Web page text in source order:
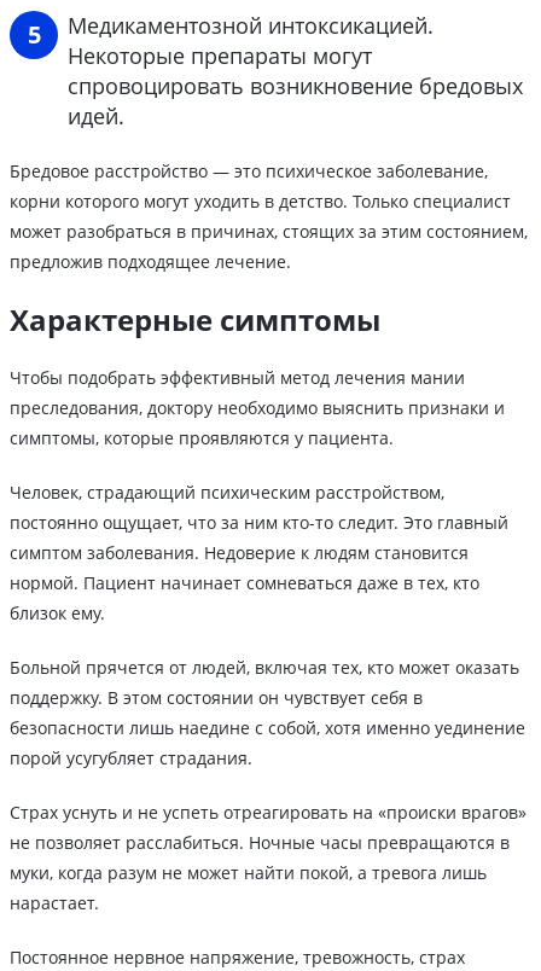
Медикаментозной интоксикацией.
Некоторые препараты могут
спровоцировать возникновение бредовых
идей.
Бредовое расстройство — это психическое заболевание,
корни которого могут уходить в детство. Только специалист
может разобраться в причинах, стоящих за этим состоянием,
предложив подходящее лечение.
Характерные симптомы
Чтобы подобрать эффективный метод лечения мании
преследования, доктору необходимо выяснить признаки и
симптомы, которые проявляются у пациента.
Человек, страдающий психическим расстройством,
постоянно ощущает, что за ним кто-то следит. Это главный
симптом заболевания. Недоверие к людям становится
нормой. Пациент начинает сомневаться даже в тех, кто
близок ему.
Больной прячется от людей, включая тех, кто может оказать
поддержку. В этом состоянии он чувствует себя в
безопасности лишь наедине с собой, хотя именно уединение
порой усугубляет страдания.
Страх уснуть и не успеть отреагировать на «происки врагов»
не позволяет расслабиться. Ночные часы превращаются в
муки, когда разум не может найти покой, а тревога лишь
нарастает.
Постоянное нервное напряжение, тревожность, страх